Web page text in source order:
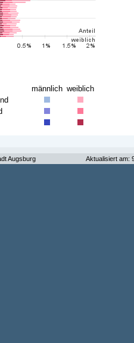
männlich weiblich
Augsburg Aktualisiert am: